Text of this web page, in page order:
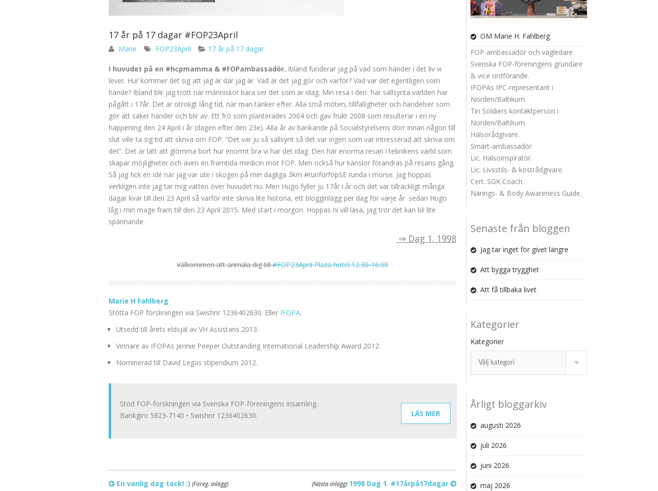
17 år på 17 dagar #FOP23April
Marie FOP23April 17 år på 17 dagar
I huvudet på en #hcpmamma & #FOPambassadör. Ibland funderar jag på vad som händer i det liv vi
lever. Hur kommer det sig att jag är där jag är. Vad är det jag gör och varför? Vad var det egentligen som
hände? Ibland blir jag trött när människor bara ser det som är idag. Min resa i den här sällsynta världen har
pågått i 17år. Det är otroligt lång tid, när man tänker efter. Alla små möten, tillfälligheter och händelser som
gör att saker händer och blir av. Ett frö som planterades 2004 och gav frukt 2008 som resulterar i en ny
happening den 24 April i år (dagen efter den 23e). Alla år av bankande på Socialstyrelsens dörr innan någon till
slut ville ta sig tid att skriva om FOP. “Det var ju så sällsynt så det var ingen som var intresserad att skriva om
det”. Det är lätt att glömma bort hur enormt bra vi har det idag. Den här enorma resan i teknikens värld som
skapar möjligheter och även en framtida medicin mot FOP. Men också hur känslor förändras på resans gång.
Så jag fick en idé när jag var ute i skogen på min dagliga 3km #runforfopSE runda i morse. Jag hoppas
verkligen inte jag tar mig vatten över huvudet nu. Men Hugo fyller ju 17år i år och det var tillräckligt många
dagar kvar till den 23 April så varför inte skriva lite historia, ett blogginlägg per dag för varje år sedan Hugo
låg i min mage fram till den 23 April 2015. Med start i morgon. Hoppas ni vill läsa, jag tror det kan bli lite
spännande.
⇒ Dag 1. 1998
Välkommen att anmäla dig till#FOP23April Plaza hotel 12.30-16.00
Marie H Fahlberg
Stötta FOP forskningen via Swishnr 1236402630. Eller IFOPA.
Utsedd till årets eldsjäl av VH Assistans 2013.
Vinnare av IFOPAs Jennie Peeper Outstanding International Leadership Award 2012.
Nominerad till David Legas stipendium 2012.
Stöd FOP-forskningen via Svenska FOP-föreningens insamling.
Bankgiro 5823-7140 • Swishnr 1236402630.
LÄS MER
En vanlig dag tack! :) (Föreg. inlägg) (Nästa inlägg) 1998 Dag 1. #17årpå17dagar
OM Marie H. Fahlberg
FOP-ambassadör och vägledare.
Svenska FOP-föreningens grundare
& vice ordförande.
IFOPAs IPC-representant i
Norden/Baltikum.
Tin Soldiers kontaktperson i
Norden/Baltikum.
Hälsorådgivare.
Smärt-ambassadör.
Lic. Hälsoinspiratör.
Lic. Livsstils- & kostrådgivare.
Cert. SGK Coach.
Närings- & Body Awareness Guide.
Senaste från bloggen
Jag tar inget för givet längre
Att bygga trygghet
Att få tillbaka livet
Kategorier
Kategorier
Årligt bloggarkiv
augusti 2026
juli 2026
juni 2026
maj 2026